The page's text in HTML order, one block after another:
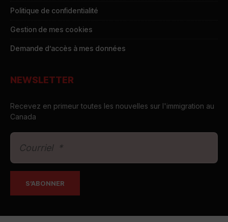
Politique de confidentialité
Gestion de mes cookies
Demande d’accès à mes données
NEWSLETTER
Recevez en primeur toutes les nouvelles sur l'immigration au
Canada